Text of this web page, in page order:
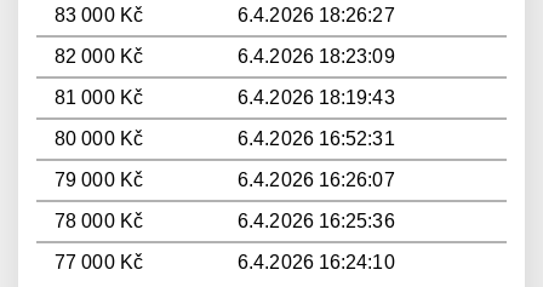
83 000 Kč
6.4.2026 18:26:27
82 000 Kč
6.4.2026 18:23:09
81 000 Kč
6.4.2026 18:19:43
80 000 Kč
6.4.2026 16:52:31
79 000 Kč
6.4.2026 16:26:07
78 000 Kč
6.4.2026 16:25:36
77 000 Kč
6.4.2026 16:24:10